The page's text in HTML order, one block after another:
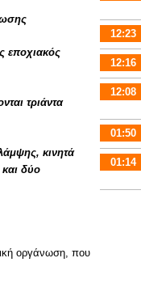
εποχιακός
τριάντα
κινητά
δύο
οργάνωση, που
12:23
12:16
12:08
01:50
01:14